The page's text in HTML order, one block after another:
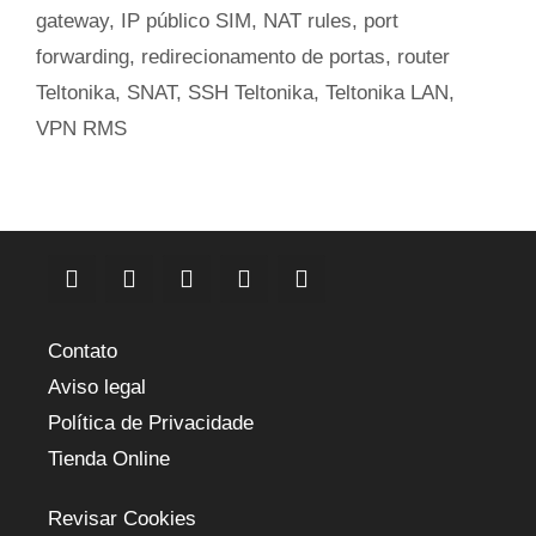
gateway, IP público SIM, NAT rules, port
forwarding, redirecionamento de portas, router
Teltonika, SNAT, SSH Teltonika, Teltonika LAN,
VPN RMS
Contato
Aviso legal
Política de Privacidade
Tienda Online
Revisar Cookies